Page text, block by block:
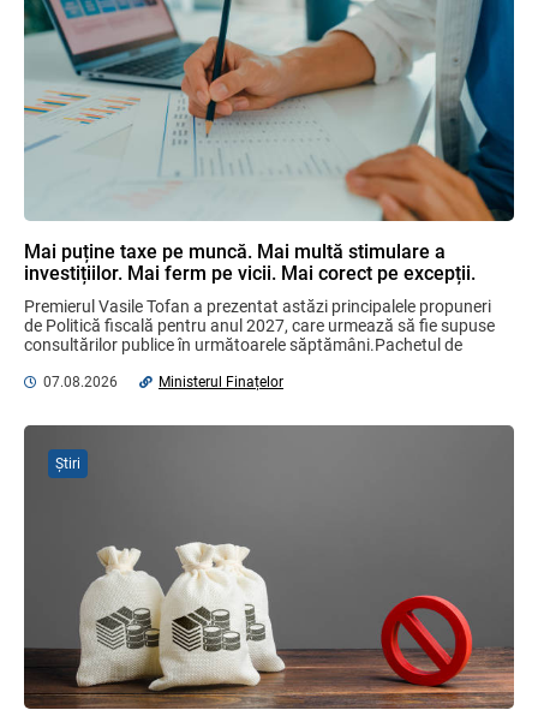
SFS a anunțat programul de seminare
pentru luna august 2026
03.08.2026
Garanția financiară pentru refacerea
mediului la exploatarea resurselor
minerale
Domenii supuse controalelor fiscale
operative în luna august 2026
05.08.2026 Serviciul Fiscal de Stat
Бухгалтерские и Налоговые
Консультации № 07/2026, комментарии
на полях
06.08.2026 Ciobanu Veaceslav
Plafonul operațiunilor valutare de capital
Mai puține taxe pe muncă. Mai multă stimulare a
investițiilor. Mai ferm pe vicii. Mai corect pe excepții.
Premierul Vasile Tofan a prezentat astăzi principalele propuneri
de Politică fiscală pentru anul 2027, care urmează să fie supuse
consultărilor publice în următoarele săptămâni.Pachetul de
07.08.2026 Ministerul Finațelor
Știri